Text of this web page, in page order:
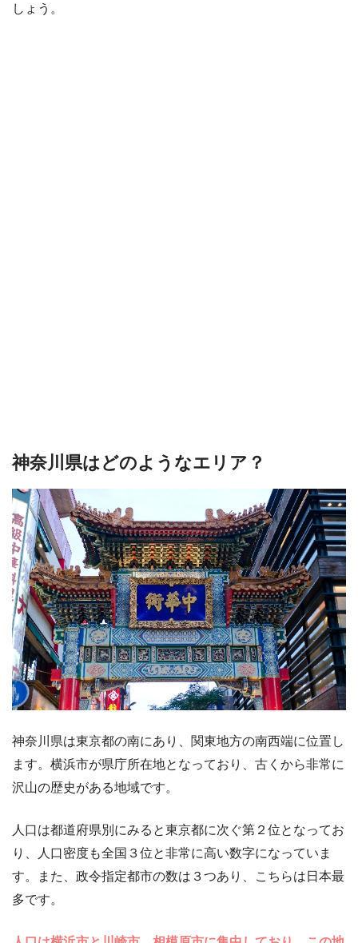
しょう。
神奈川県はどのようなエリア？
神奈川県は東京都の南にあり、関東地方の南西端に位置し
ます。横浜市が県庁所在地となっており、古くから非常に
沢山の歴史がある地域です。
人口は都道府県別にみると東京都に次ぐ第２位となってお
り、人口密度も全国３位と非常に高い数字になっていま
す。また、政令指定都市の数は３つあり、こちらは日本最
多です。